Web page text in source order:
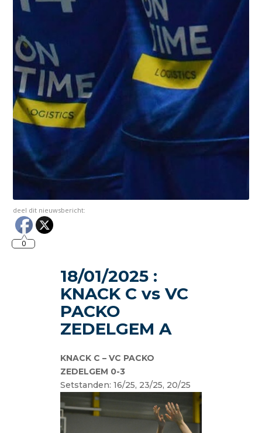
deel dit nieuwsbericht:
0
18/01/2025 :
KNACK C vs VC
PACKO
ZEDELGEM A
KNACK C – VC PACKO
ZEDELGEM 0-3
Setstanden: 16/25, 23/25, 20/25